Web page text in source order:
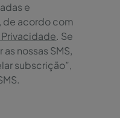
e
de acordo com
. Se
nossas SMS,
subscrição”,